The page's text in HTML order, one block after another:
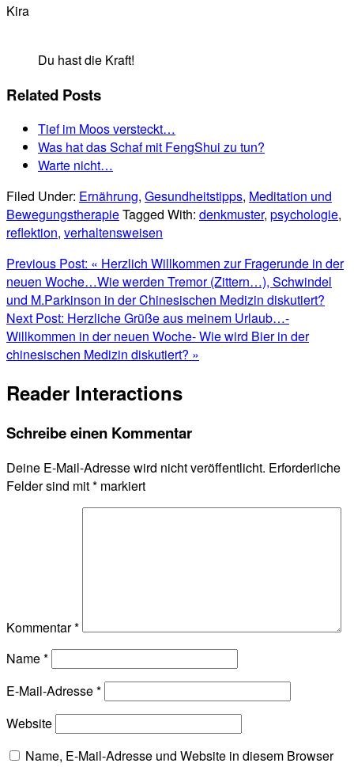
Kira
Du hast die Kraft!
Related Posts
Tief im Moos versteckt…
Was hat das Schaf mit FengShui zu tun?
Warte nicht…
Filed Under: Ernährung, Gesundheitstipps, Meditation und
BewegungstherapieTagged With: denkmuster, psychologie,
reflektion, verhaltensweisen
Previous Post: « Herzlich Willkommen zur Fragerunde in der
neuen Woche…Wie werden Tremor (Zittern…), Schwindel
und M.Parkinson in der Chinesischen Medizin diskutiert?
Next Post: Herzliche Grüße aus meinem Urlaub…-
Willkommen in der neuen Woche- Wie wird Bier in der
chinesischen Medizin diskutiert? »
Reader Interactions
Schreibe einen Kommentar
Deine E-Mail-Adresse wird nicht veröffentlicht. Erforderliche
Felder sind mit* markiert
Kommentar*
Name*
E-Mail-Adresse*
Website
Name, E-Mail-Adresse und Website in diesem Browser